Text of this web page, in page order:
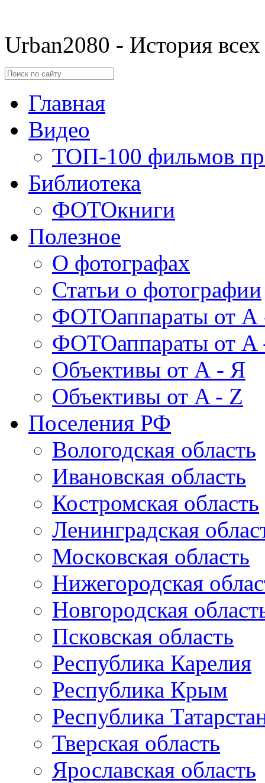
Urban2080 - История
Главная
Видео
ТОП-100 фильмов
Библиотека
ФОТОкниги
Полезное
О фотографах
Статьи о фотографии
ФОТОаппараты от А
ФОТОаппараты от A
Объективы от А - Я
Объективы от A - Z
Поселения РФ
Вологодская область
Ивановская область
Костромская область
Ленинградская
Московская область
Нижегородская
Новгородская
Псковская область
Республика Карелия
Республика Крым
Республика
Тверская область
Ярославская область